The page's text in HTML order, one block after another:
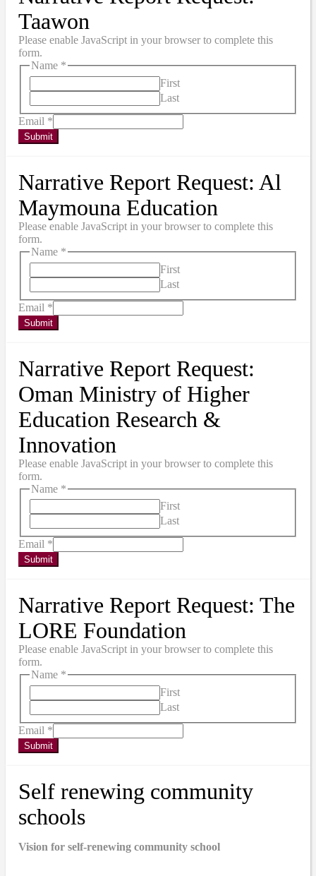
Taawon
Please enable JavaScript in your browser to complete this
form.
Name *
First
Last
Email *
Submit
Narrative Report Request: Al
Maymouna Education
Please enable JavaScript in your browser to complete this
form.
Name *
First
Last
Email *
Submit
Narrative Report Request:
Oman Ministry of Higher
Education Research &
Innovation
Please enable JavaScript in your browser to complete this
form.
Name *
First
Last
Email *
Submit
Narrative Report Request: The
LORE Foundation
Please enable JavaScript in your browser to complete this
form.
Name *
First
Last
Email *
Submit
Self renewing community
schools
Vision for self-renewing community school